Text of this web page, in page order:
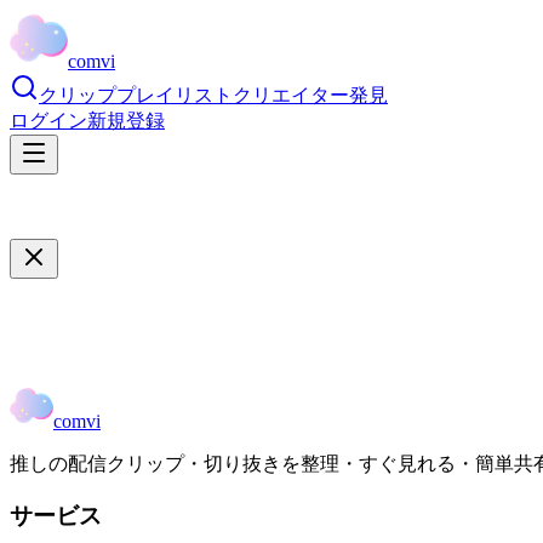
comvi
クリッププレイリスト クリエイター発見
ログイン新規登録
comvi
推しの配信クリップ・切り抜きを整理・すぐ見れる・簡単共
サービス